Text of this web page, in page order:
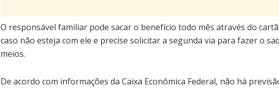
O responsável familiar pode sacar o benefício todo mês através do
caso não esteja com ele e precise solicitar a segunda via para fazer o
meios.
De acordo com informações da Caixa Econômica Federal, não há